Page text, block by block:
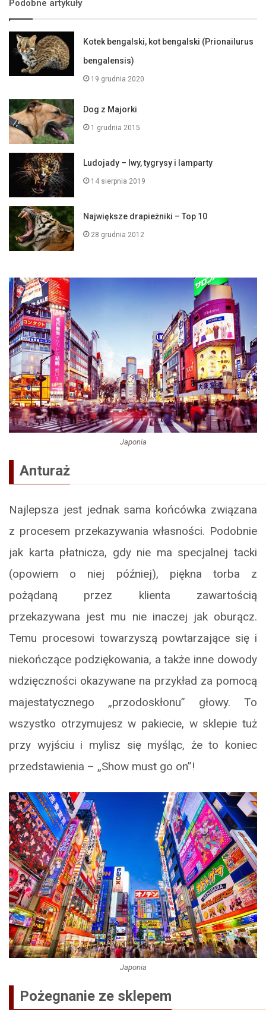
Podobne artykuły
Kotek bengalski, kot bengalski (Prionailurus
bengalensis)
19 grudnia 2020
Dog z Majorki
1 grudnia 2015
Ludojady – lwy, tygrysy i lamparty
14 sierpnia 2019
Największe drapieżniki – Top 10
28 grudnia 2012
Japonia
Anturaż
Najlepsza jest jednak sama końcówka związana
z procesem przekazywania własności. Podobnie
jak karta płatnicza, gdy nie ma specjalnej tacki
(opowiem o niej później), piękna torba z
pożądaną przez klienta zawartością
przekazywana jest mu nie inaczej jak oburącz.
Temu procesowi towarzyszą powtarzające się i
niekończące podziękowania, a także inne dowody
wdzięczności okazywane na przykład za pomocą
majestatycznego „przodoskłonu” głowy. To
wszystko otrzymujesz w pakiecie, w sklepie tuż
przy wyjściu i mylisz się myśląc, że to koniec
przedstawienia – „Show must go on”!
Japonia
Pożegnanie ze sklepem